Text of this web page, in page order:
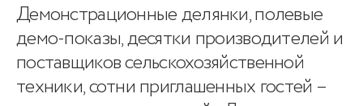
Демонстрационные делянки, полевые
демо-показы, десятки производителей и
поставщиков сельскохозяйственной
техники, сотни приглашенных гостей –